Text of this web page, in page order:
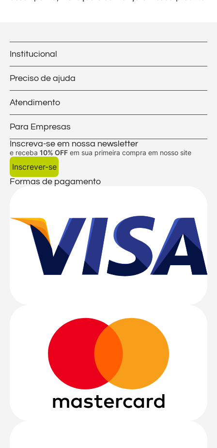
Institucional
Preciso de ajuda
Atendimento
Para Empresas
Inscreva-se em nossa newsletter
e receba 10% OFF em sua primeira compra em nosso site
Inscrever-se
Formas de pagamento